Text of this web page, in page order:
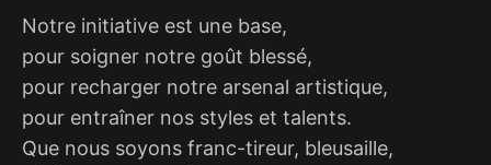
Notre initiative est une base,
pour soigner notre goût blessé,
pour recharger notre arsenal artistique,
pour entraîner nos styles et talents.
Que nous soyons franc-tireur, bleusaille,